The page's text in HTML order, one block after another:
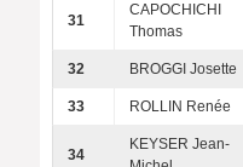
31
CAPOCHICHI
Thomas
32 BROGGI Josette
33 ROLLIN Renée
34
KEYSER Jean-